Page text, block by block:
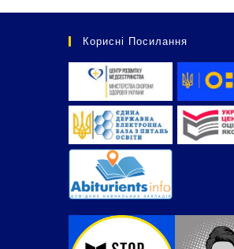
Корисні Посилання